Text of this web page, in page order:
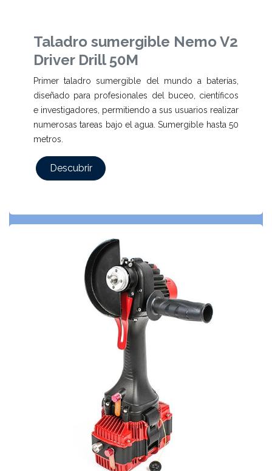
Taladro sumergible Nemo V2
Driver Drill 50M
Primer taladro sumergible del mundo a baterías,
diseñado para profesionales del buceo, científicos
e investigadores, permitiendo a sus usuarios realizar
numerosas tareas bajo el agua. Sumergible hasta 50
metros.
Descubrir